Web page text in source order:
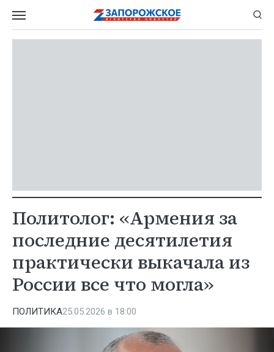
Политолог: «Армения за
последние десятилетия
практически выкачала из
России все что могла»
ПОЛИТИКА25.05.2026 в 18:00